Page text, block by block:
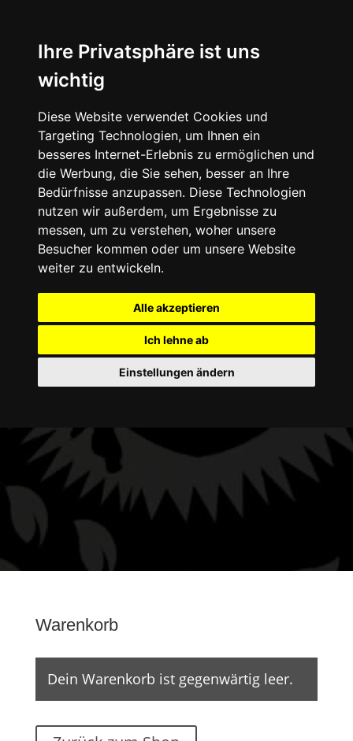
Ihre Privatsphäre ist uns
wichtig
Diese Website verwendet Cookies und
Targeting Technologien, um Ihnen ein
besseres Internet-Erlebnis zu ermöglichen und
die Werbung, die Sie sehen, besser an Ihre
Bedürfnisse anzupassen. Diese Technologien
nutzen wir außerdem, um Ergebnisse zu
messen, um zu verstehen, woher unsere
Besucher kommen oder um unsere Website
weiter zu entwickeln.
Alle akzeptieren
Ich lehne ab
Einstellungen ändern
Seite wählen
Warenkorb
Dein Warenkorb ist gegenwärtig leer.